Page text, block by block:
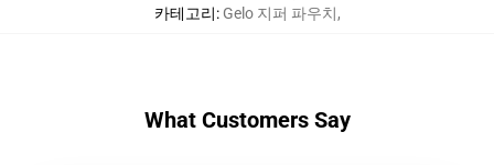
카테고리: Gelo 지퍼 파우치,
What Customers Say